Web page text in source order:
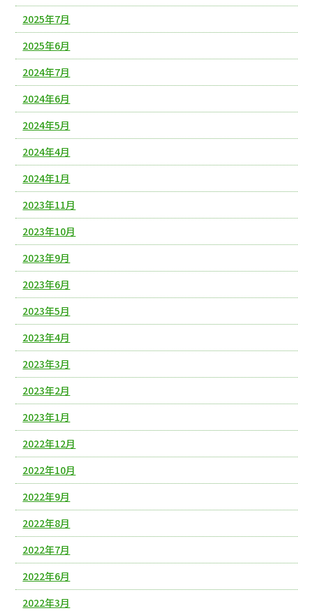
2025年7月
2025年6月
2024年7月
2024年6月
2024年5月
2024年4月
2024年1月
2023年11月
2023年10月
2023年9月
2023年6月
2023年5月
2023年4月
2023年3月
2023年2月
2023年1月
2022年12月
2022年10月
2022年9月
2022年8月
2022年7月
2022年6月
2022年3月